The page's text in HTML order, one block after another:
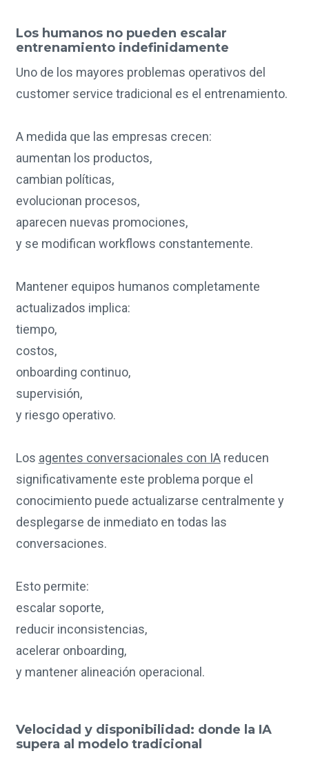
Los humanos no pueden escalar
entrenamiento indefinidamente
Uno de los mayores problemas operativos del
customer service tradicional es el entrenamiento.
A medida que las empresas crecen:
aumentan los productos,
cambian políticas,
evolucionan procesos,
aparecen nuevas promociones,
y se modifican workflows constantemente.
Mantener equipos humanos completamente
actualizados implica:
tiempo,
costos,
onboarding continuo,
supervisión,
y riesgo operativo.
Los agentes conversacionales con IAreducen
significativamente este problema porque el
conocimiento puede actualizarse centralmente y
desplegarse de inmediato en todas las
conversaciones.
Esto permite:
escalar soporte,
reducir inconsistencias,
acelerar onboarding,
y mantener alineación operacional.
Velocidad y disponibilidad: donde la IA
supera al modelo tradicional